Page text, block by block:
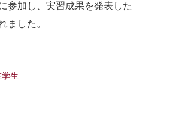
参加し、実習成果を発表した
ました。
学生